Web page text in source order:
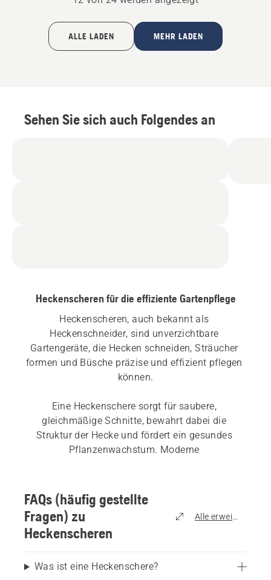
ALLE LADEN MEHR LADEN
Sehen Sie sich auch Folgendes an
Heckenscheren für die effiziente Gartenpflege
Heckenscheren, auch bekannt als
Heckenschneider, sind unverzichtbare
Gartengeräte, die Hecken schneiden, Sträucher
formen und Büsche präzise und effizient pflegen
können.
Eine Heckenschere sorgt für saubere,
gleichmäßige Schnitte, bewahrt dabei die
Struktur der Hecke und fördert ein gesundes
Pflanzenwachstum. Moderne
sie sowohl für den gelegentlichen Einsatz als
auch für die regelmäßige Heckenpflege geeignet
FAQs (häufig gestellte
Fragen) zu
Heckenscheren
Alle erweitern
Was ist eine Heckenschere?